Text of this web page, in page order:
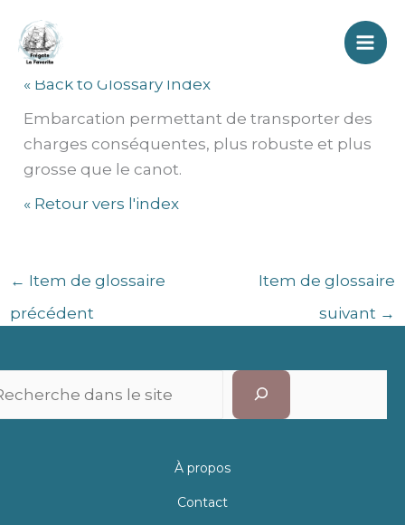
contenu
Chaloupe
« Back to Glossary Index
Embarcation permettant de transporter des
charges conséquentes, plus robuste et plus
grosse que le canot.
« Retour vers l'index
← Item de glossaire
précédent
Item de glossaire
suivant →
À propos
Contact